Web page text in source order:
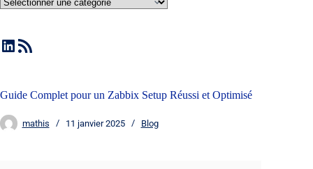
Guide Complet pour un Zabbix Setup Réussi et Optimisé
mathis 11 janvier 2025 Blog